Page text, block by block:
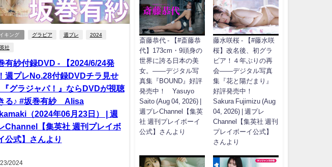
キング グラビア 週プレ 2024
社
有紗付録DVD - 【2024/6/24発
週プレNo.28付録DVDチラ見せ
『グラジャパ！』ならDVDが視聴
る♪ #坂巻有紗 Alisa
（2024年06月23日） | 週
Channel【集英社 週刊プレイボ
公式】さんより
2024
斎藤恭代 - 【#斎藤恭
代】173cm・9頭身の
世界に誇る日本の美
女。――デジタル写
真集『BOUND』好評
発売中！ Yasuyo
Saito (Aug 04, 2026) |
週プレChannel【集英
社 週刊プレイボーイ
公式】さんより
藤水咲桜 - 【#藤水咲
桜】改名後、初グラ
ビア！４年ぶりの再
会――デジタル写真
集『花と陽だまり』
好評発売中！
Sakura Fujimizu (Aug
04, 2026) | 週プレ
Channel【集英社 週刊
プレイボーイ公式】
さんより